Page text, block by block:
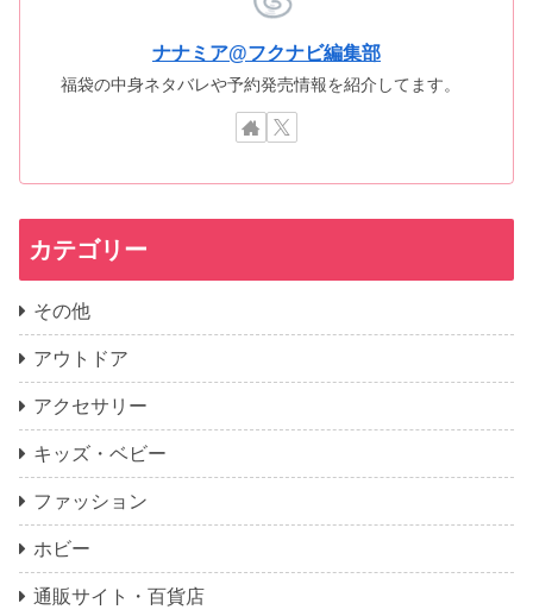
ナナミア@フクナビ編集部
福袋の中身ネタバレや予約発売情報を紹介してます。
カテゴリー
その他
アウトドア
アクセサリー
キッズ・ベビー
ファッション
ホビー
通販サイト・百貨店